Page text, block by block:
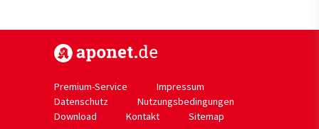
Premium-Service
Impressum
Datenschutz
Nutzungsbedingungen
Download
Kontakt Sitemap